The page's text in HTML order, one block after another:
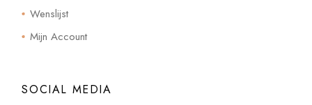
Wenslijst
Mijn Account
SOCIAL MEDIA